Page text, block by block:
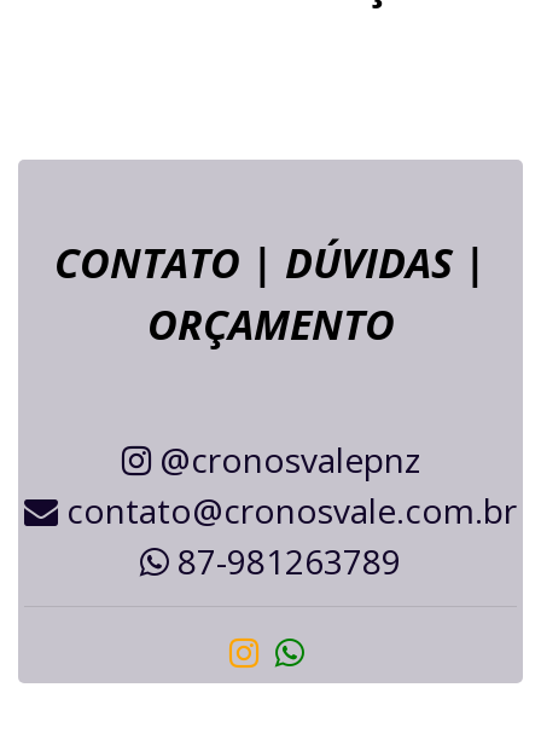
CONTATO | DÚVIDAS |
ORÇAMENTO
@cronosvalepnz
contato@cronosvale.com.br
87-981263789